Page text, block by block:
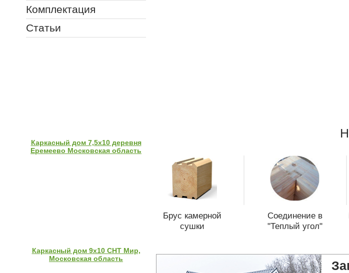
Брус камерной
сушки
Соединение в
"Теплый угол"
Комплектация
Статьи
Каркасный дом 7,5х10 деревня
Еремеево Московская область
Каркасный дом 9х10 СНТ Мир,
Московская область